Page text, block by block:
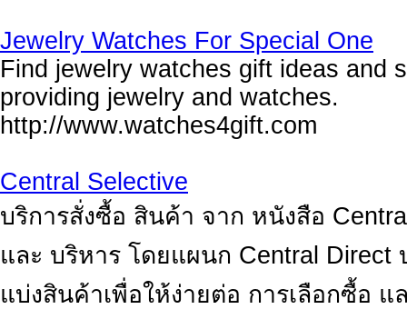
Jewelry Watches For Special One
Find jewelry watches gift ideas and
providing jewelry and watches.
http://www.watches4gift.com
Central Selective
บริการสั่งซื้อ สินค้า จาก หนังสือ
และ บริหาร โดยแผนก Central
แบ่งสินค้าเพื่อให้ง่ายต่อ การเลือกซื้อ